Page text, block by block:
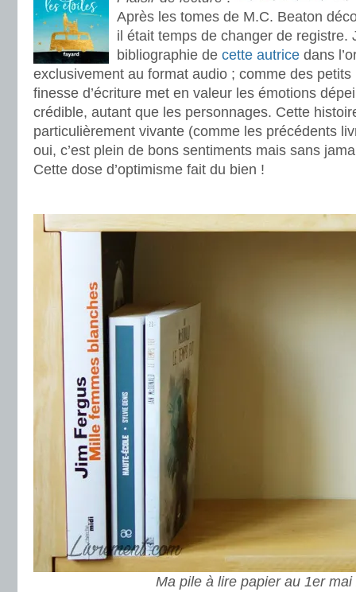
Après les tomes de M.C. Beaton
il était temps de changer de registre.
bibliographie de cette autrice dans
exclusivement au format audio ; comme des
finesse d’écriture met en valeur les émotions
crédible, autant que les personnages. Cette
particulièrement vivante (comme les précédents
oui, c’est plein de bons sentiments mais sans
Cette dose d’optimisme fait du bien !
Ma pile à lire papier au 1er mai